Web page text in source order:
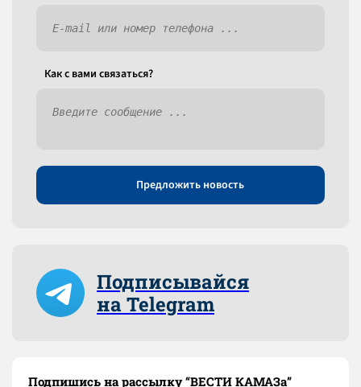
Как c вами связаться?
Предложить новость
Подписывайся
на Telegram
Подпишись на рассылку “ВЕСТИ КАМАЗа”